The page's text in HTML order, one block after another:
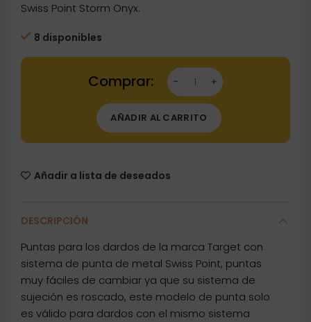
Swiss Point Storm Onyx.
8 disponibles
Dartstore Puntas Target Darts Swiss Point
AÑADIR AL CARRITO
Añadir a lista de deseados
DESCRIPCIÓN
Puntas para los dardos de la marca Target con
sistema de punta de metal Swiss Point, puntas
muy fáciles de cambiar ya que su sistema de
sujeción es roscado, este modelo de punta solo
es válido para dardos con el mismo sistema